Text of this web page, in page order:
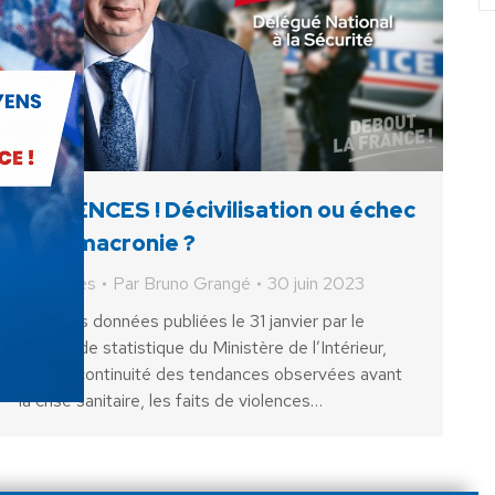
VIOLENCES ! Décivilisation ou échec
de la macronie ?
Actualités Par Bruno Grangé
30 juin 2023
Selon les données publiées le 31 janvier par le
service de statistique du Ministère de l’Intérieur,
dans la continuité des tendances observées avant
la crise sanitaire, les faits de violences…